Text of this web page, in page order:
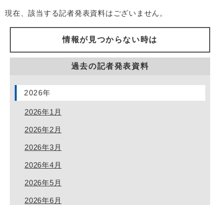
現在、該当する記者発表資料はございません。
情報が見つからない時は
過去の記者発表資料
2026年
2026年1月
2026年2月
2026年3月
2026年4月
2026年5月
2026年6月